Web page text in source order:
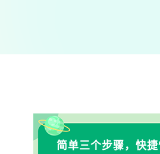
简单三个步骤，快